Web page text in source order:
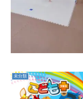
未分類